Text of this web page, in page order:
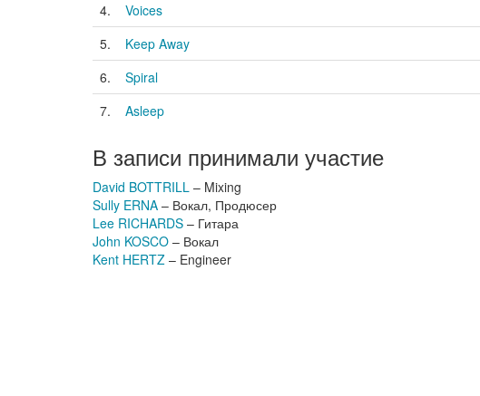
4.
Voices
5.
Keep Away
6.
Spiral
7.
Asleep
В записи принимали участие
David BOTTRILL – Mixing
Sully ERNA – Вокал, Продюсер
Lee RICHARDS – Гитара
John KOSCO – Вокал
Kent HERTZ – Engineer